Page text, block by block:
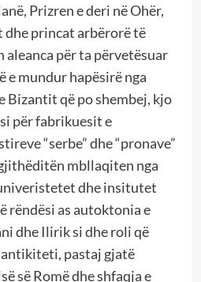
Prizren e deri në Ohër,
dhe princat arbërorë të
për ta përvetësuar
e mundur hapësirë nga
Bizantit që po shembej, kjo
për fabrikuesit e
“serbe” dhe “pronave”
mbllaqiten nga
dhe insitutet
rëndësi as autoktonia e
dhe Ilirik si dhe roli që
pastaj gjatë
së Romë dhe shfaqja e